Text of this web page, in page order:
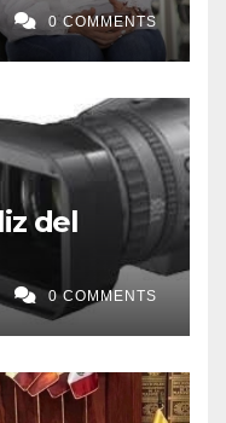
0 COMMENTS
del
0 COMMENTS